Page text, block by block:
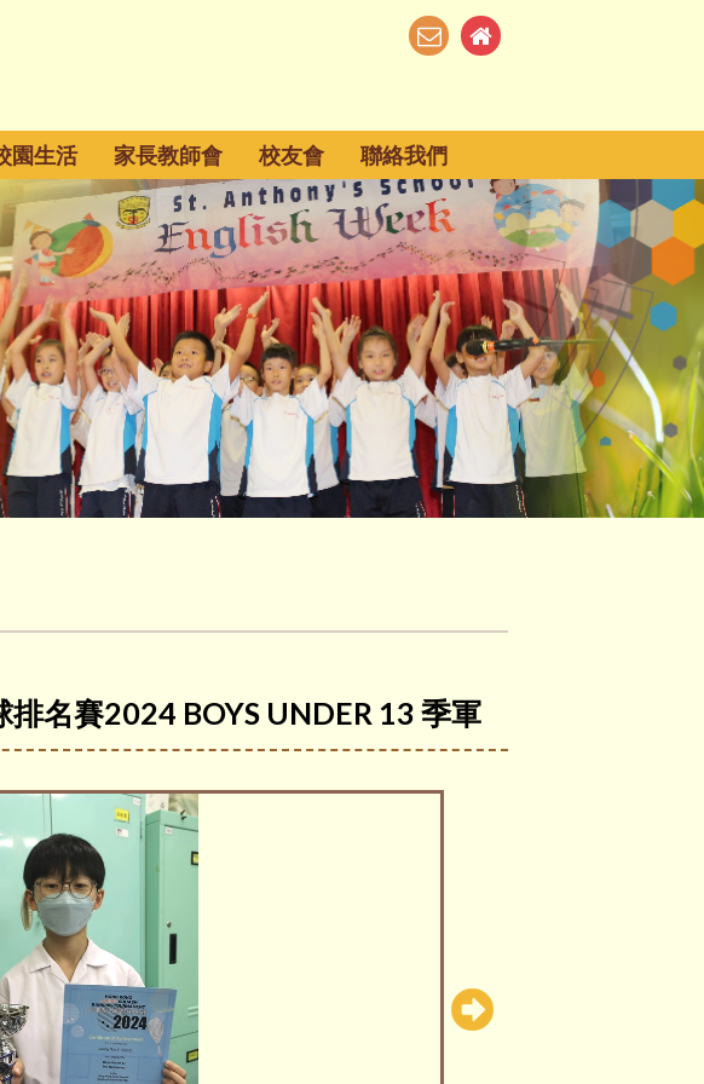
園生活 家長教師會 校友會 聯絡我們
名賽2024 BOYS UNDER 13 季軍